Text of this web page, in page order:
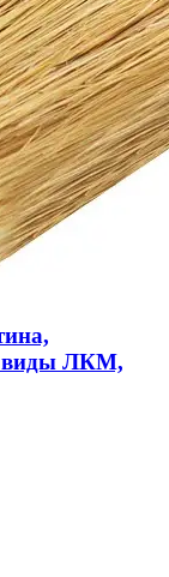
виды ЛКМ,